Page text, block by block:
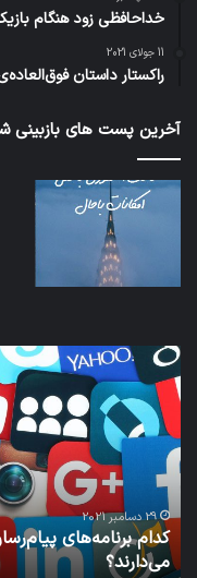
خداحافظی زود هنگام
11 جولای 2021
راکستار داستان
آخرین پست های بازبینی
کدام
برنامه‌های
پیام‌رسان
اطلاعات
کاربران
را
واقعا
امن
نگه
می‌دارند؟
29 دسامبر 2021
کدام برنامه‌های
می‌دارند؟